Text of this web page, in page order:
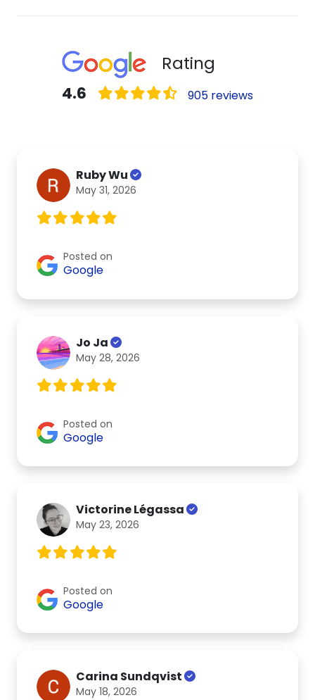
Rating
4.6 905 reviews
Ruby Wu
May 31, 2026
Posted on
Google
Jo Ja
May 28, 2026
Posted on
Google
Victorine Légassa
May 23, 2026
Posted on
Google
Carina Sundqvist
May 18, 2026